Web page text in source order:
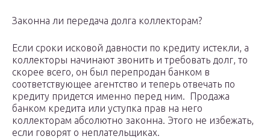
Законна ли передача долга коллекторам?
Если сроки исковой давности по кредиту истекли, а
коллекторы начинают звонить и требовать долг, то
скорее всего, он был перепродан банком в
соответствующее агентство и теперь отвечать по
кредиту придется именно перед ним. Продажа
банком кредита или уступка прав на него
коллекторам абсолютно законна. Этого не избежать,
если говорят о неплательщиках.